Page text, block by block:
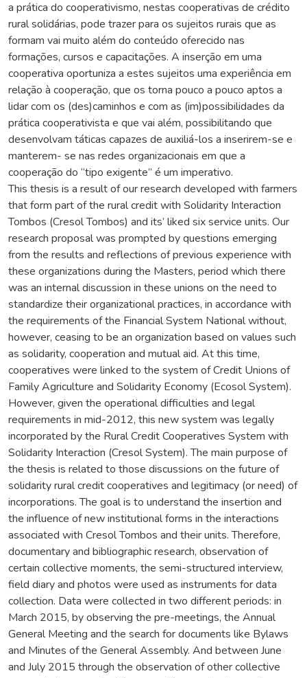
a prática do cooperativismo, nestas cooperativas de crédito
rural solidárias, pode trazer para os sujeitos rurais que as
formam vai muito além do conteúdo oferecido nas
formações, cursos e capacitações. A inserção em uma
cooperativa oportuniza a estes sujeitos uma experiência em
relação à cooperação, que os torna pouco a pouco aptos a
lidar com os (des)caminhos e com as (im)possibilidades da
prática cooperativista e que vai além, possibilitando que
desenvolvam táticas capazes de auxiliá-los a inserirem-se e
manterem- se nas redes organizacionais em que a
cooperação do “tipo exigente” é um imperativo.
This thesis is a result of our research developed with farmers
that form part of the rural credit with Solidarity Interaction
Tombos (Cresol Tombos) and its’ liked six service units. Our
research proposal was prompted by questions emerging
from the results and reflections of previous experience with
these organizations during the Masters, period which there
was an internal discussion in these unions on the need to
standardize their organizational practices, in accordance with
the requirements of the Financial System National without,
however, ceasing to be an organization based on values such
as solidarity, cooperation and mutual aid. At this time,
cooperatives were linked to the system of Credit Unions of
Family Agriculture and Solidarity Economy (Ecosol System).
However, given the operational difficulties and legal
requirements in mid-2012, this new system was legally
incorporated by the Rural Credit Cooperatives System with
Solidarity Interaction (Cresol System). The main purpose of
the thesis is related to those discussions on the future of
solidarity rural credit cooperatives and legitimacy (or need) of
incorporations. The goal is to understand the insertion and
the influence of new institutional forms in the interactions
associated with Cresol Tombos and their units. Therefore,
documentary and bibliographic research, observation of
certain collective moments, the semi-structured interview,
field diary and photos were used as instruments for data
collection. Data were collected in two different periods: in
March 2015, by observing the pre-meetings, the Annual
General Meeting and the search for documents like Bylaws
and Minutes of the General Assembly. And between June
and July 2015 through the observation of other collective